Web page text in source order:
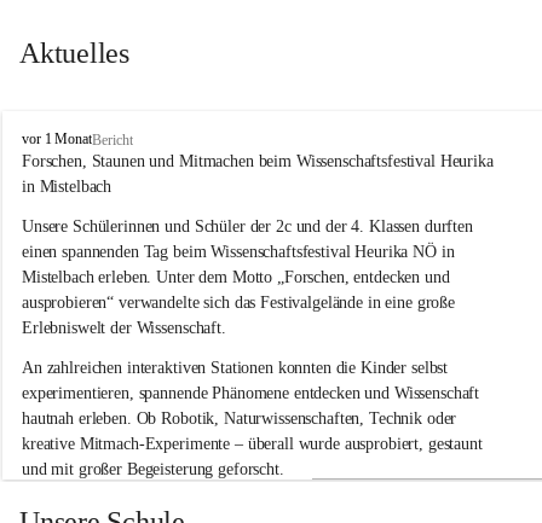
Aktuelles
V
o
l
s
s
c
u
l
e
G
l
o
g
g
n
i
vor 1 MonatBericht
Forschen, Staunen und Mitmachen beim Wissenschaftsfestival Heurika
in Mistelbach
Unsere Schülerinnen und Schüler der 2c und der 4. Klassen durften
einen spannenden Tag beim Wissenschaftsfestival Heurika NÖ in
Mistelbach erleben. Unter dem Motto „Forschen, entdecken und
ausprobieren“ verwandelte sich das Festivalgelände in eine große
Erlebniswelt der Wissenschaft.
An zahlreichen interaktiven Stationen konnten die Kinder selbst
experimentieren, spannende Phänomene entdecken und Wissenschaft
hautnah erleben. Ob Robotik, Naturwissenschaften, Technik oder
kreative Mitmach-Experimente – überall wurde ausprobiert, gestaunt
und mit großer Begeisterung geforscht.
Besonders beeindruckend war, dass Wissenschaftlerinnen und